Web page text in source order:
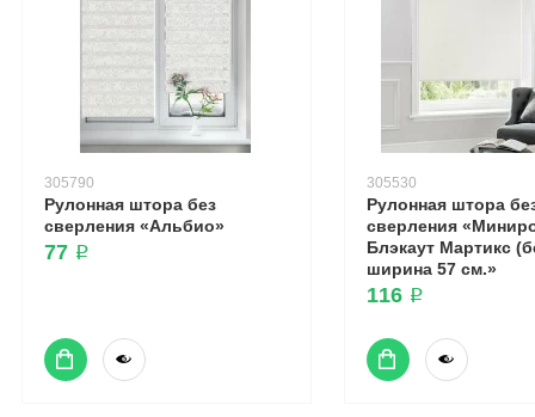
305790
Рулонная штора без
сверления «Альбио»
77 ₽
305530
Рулонная штора
сверления
Блэкаут Мартикс
ширина 57 см.»
116 ₽